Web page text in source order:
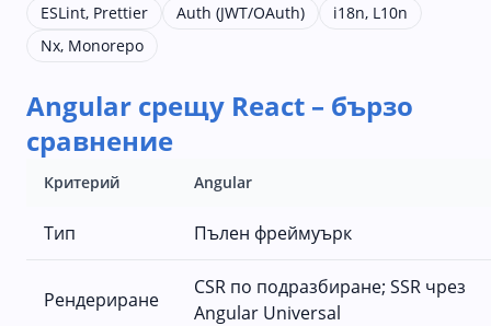
ESLint, Prettier
Auth (JWT/OAuth)
i18n, L10n
Nx, Monorepo
Angular срещу React – бързо
сравнение
Критерий Angular
Тип Пълен фреймуърк
Рендериране
CSR по подразбиране; SSR чрез
Angular Universal